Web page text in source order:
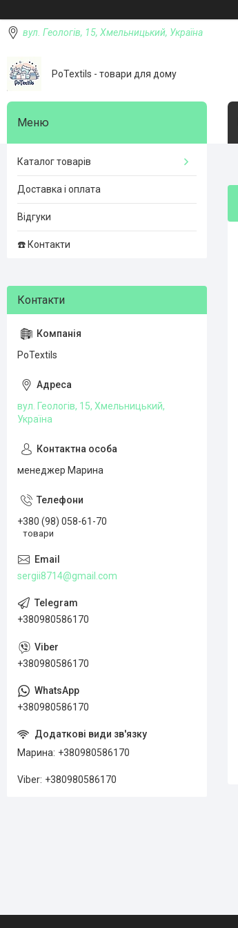
вул. Геологів, 15, Хмельницький, Україна
PoTextils - товари для дому
Каталог товарів
Доставка і оплата
Відгуки
☎️ Контакти
PoTextils
вул. Геологів, 15, Хмельницький,
Україна
менеджер Марина
+380 (98) 058-61-70
товари
sergii8714@gmail.com
+380980586170
+380980586170
+380980586170
Марина +380980586170
Viber +380980586170